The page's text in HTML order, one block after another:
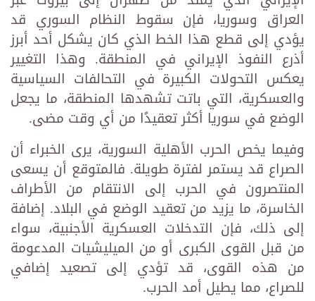
العراق وسوريا، فإن سقوط النظام السوري قد
يؤدي إلى قطع هذا الخط الذي كان يشكل أحد أبرز
أذرع النفوذ الإيراني في المنطقة. وهذا التغيير
يعكس التحولات الكبيرة في التحالفات السياسية
والعسكرية، التي باتت تشهدها المنطقة، ما يجعل
الوضع في سوريا أكثر تعقيدًا من أي وقت مضى.
وفيما يخص الحرب الأهلية السورية، يرى الخبراء أن
الصراع قد يستمر لفترة طويلة. فالمتوقع أن يسعى
المنتصرون في الحرب إلى الانتقام من الأطراف
الخاسرة، ما يزيد من تعقيد الوضع في البلاد. إضافة
إلى ذلك، فإن التدخلات العسكرية الأجنبية، سواء
من قبل القوى الكبرى أو من الميليشيات المدعومة
من هذه القوى، قد تؤدي إلى تصعيد إضافي
للصراع، مما يطيل أمد الحرب.